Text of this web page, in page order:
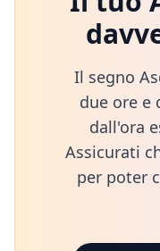
Il segno
due ore e
dall'ora
Assicurati
per poter